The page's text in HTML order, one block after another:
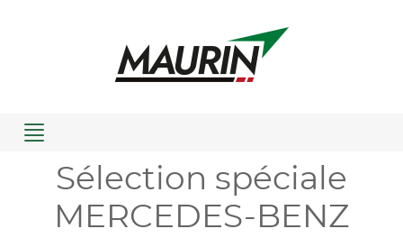
Menu
Sélection spéciale
MERCEDES-BENZ